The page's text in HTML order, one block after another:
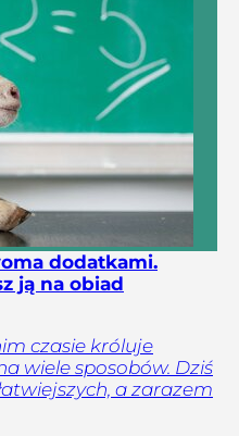
dodatkami.
ją na obiad
czasie króluje
wiele sposobów. Dziś
a zarazem